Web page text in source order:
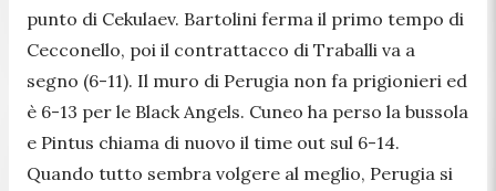
punto di Cekulaev. Bartolini ferma il primo tempo di
Cecconello, poi il contrattacco di Traballi va a
segno (6-11). Il muro di Perugia non fa prigionieri ed
è 6-13 per le Black Angels. Cuneo ha perso la bussola
e Pintus chiama di nuovo il time out sul 6-14.
Quando tutto sembra volgere al meglio, Perugia si